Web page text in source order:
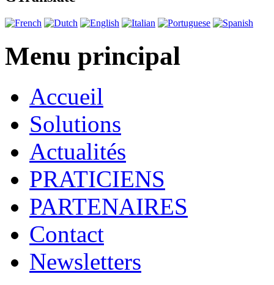
Menu principal
Accueil
Solutions
Actualités
PRATICIENS
PARTENAIRES
Contact
Newsletters